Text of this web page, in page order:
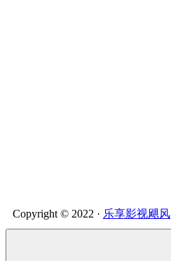
Copyright © 2022 · 乐享影视飓风